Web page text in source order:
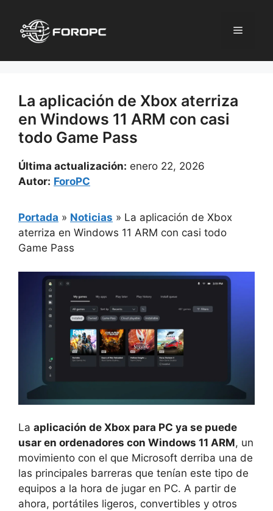
contenido
Menú
La aplicación de Xbox aterriza
en Windows 11 ARM con casi
todo Game Pass
Última actualización: enero 22, 2026
Autor: ForoPC
Portada » Noticias » La aplicación de Xbox
aterriza en Windows 11 ARM con casi todo
Game Pass
La aplicación de Xbox para PC ya se puede
usar en ordenadores con Windows 11 ARM, un
movimiento con el que Microsoft derriba una de
las principales barreras que tenían este tipo de
equipos a la hora de jugar en PC. A partir de
ahora, portátiles ligeros, convertibles y otros